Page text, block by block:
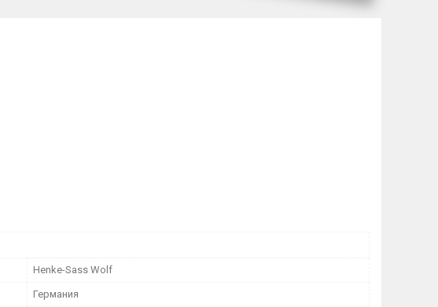
Henke-Sass Wolf
Германия